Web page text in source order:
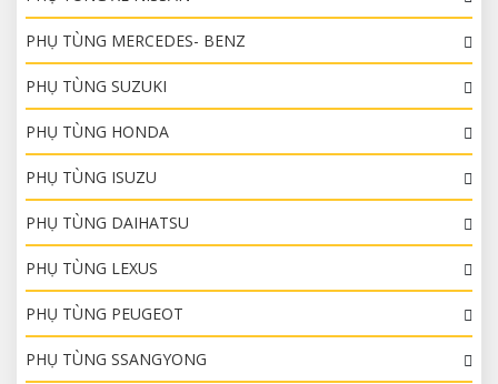
PHỤ TÙNG MERCEDES- BENZ
PHỤ TÙNG SUZUKI
PHỤ TÙNG HONDA
PHỤ TÙNG ISUZU
PHỤ TÙNG DAIHATSU
PHỤ TÙNG LEXUS
PHỤ TÙNG PEUGEOT
PHỤ TÙNG SSANGYONG